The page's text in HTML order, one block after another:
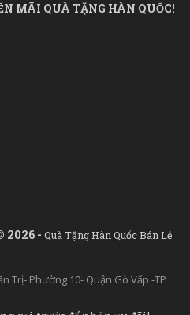
MÃI QUÀ TẶNG HÀN QUỐC!
2026 - Quà Tặng Hàn Quốc Bán Lẻ
Trị- Phường 10- Quận Gò Vấp -TP